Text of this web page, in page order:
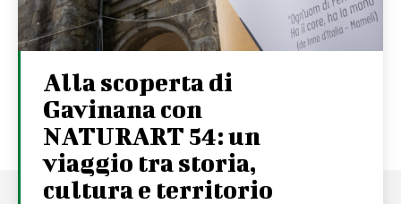
Alla scoperta di
Gavinana con
NATURART 54: un
viaggio tra storia,
cultura e territorio